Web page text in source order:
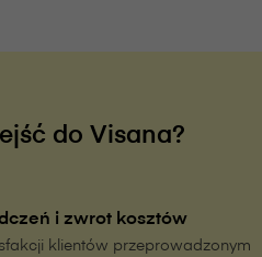
do V⁠i⁠s⁠a⁠n⁠a?
i zwrot kosztów
klientów przeprowadzonym